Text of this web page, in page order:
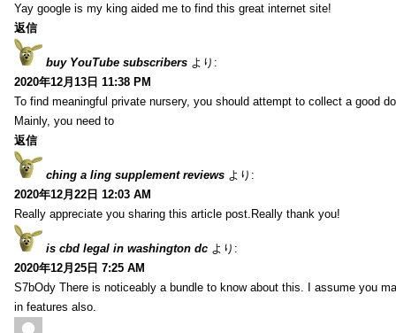
Yay google is my king aided me to find this great internet site!
返信
buy YouTube subscribers より:
2020年12月13日 11:38 PM
To find meaningful private nursery, you should attempt to collect a good
Mainly, you need to
返信
ching a ling supplement reviews より:
2020年12月22日 12:03 AM
Really appreciate you sharing this article post.Really thank you!
is cbd legal in washington dc より:
2020年12月25日 7:25 AM
S7bOdy There is noticeably a bundle to know about this. I assume you
in features also.